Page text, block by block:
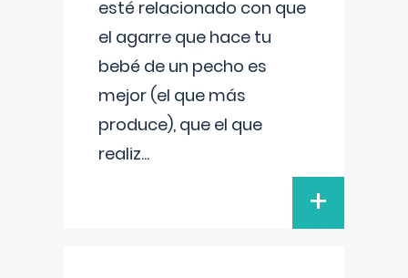
esté relacionado con que
el agarre que hace tu
bebé de un pecho es
mejor (el que más
produce), que el que
realiz...
+